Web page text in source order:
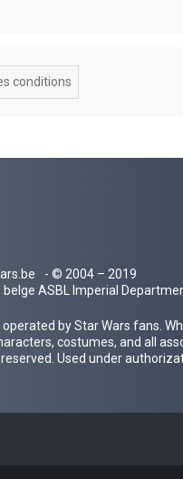
- © 2004 – 2019
belge ASBL Imperial
by Star Wars fans.
costumes, and all
Used under